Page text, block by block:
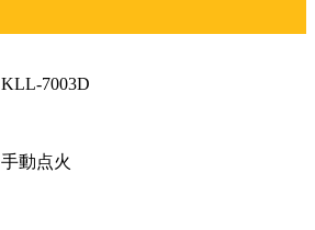
KLL-7003D
手動点火